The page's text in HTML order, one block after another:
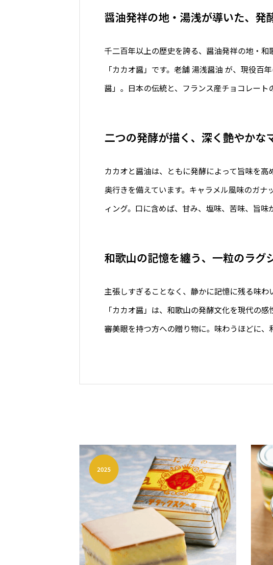
醤油発祥の地・湯浅が導いた、発
千二百年以上の歴史を誇る、醤油発祥の地・
「カカオ醤」です。老舗 湯浅醤油 が、現役
醤」。日本の伝統と、フランス産チョコレート
二つの発酵が描く、深く艶やかな
カカオと醤油は、ともに発酵によって旨味を
奥行きを備えています。キャラメル風味のガ
ィング。口に含めば、甘み、塩味、苦味、旨味
和歌山の記憶を纏う、一粒のラグ
主張しすぎることなく、静かに記憶に残る味わ
「カカオ醤」は、和歌山の発酵文化を現代の
審美眼を持つ方への贈り物に。味わうほどに、
2025